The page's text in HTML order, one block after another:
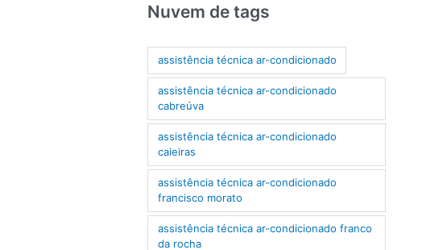
Nuvem de tags
assistência técnica ar-condicionado
assistência técnica ar-condicionado
cabreúva
assistência técnica ar-condicionado
caieiras
assistência técnica ar-condicionado
francisco morato
assistência técnica ar-condicionado franco
da rocha